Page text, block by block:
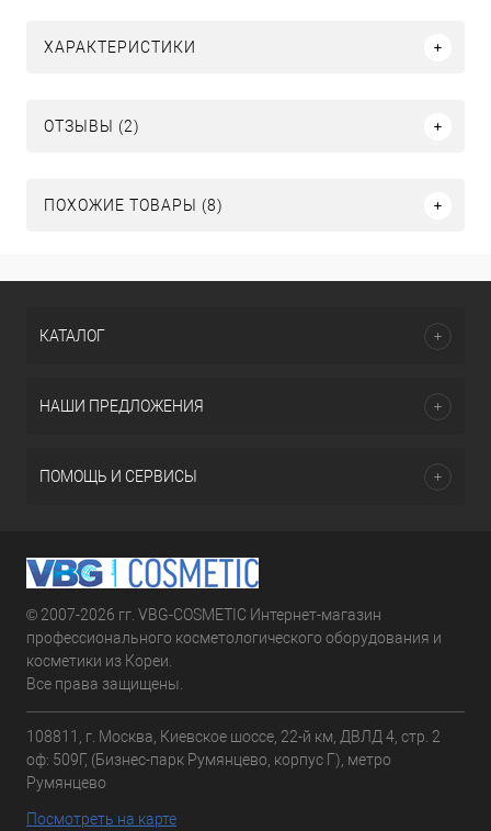
ХАРАКТЕРИСТИКИ
ОТЗЫВЫ (2)
ПОХОЖИЕ ТОВАРЫ (8)
КАТАЛОГ
НАШИ ПРЕДЛОЖЕНИЯ
ПОМОЩЬ И СЕРВИСЫ
© 2007-2026 гг. VBG-COSMETIC Интернет-магазин
профессионального косметологического оборудования и
косметики из Кореи.
Все права защищены.
108811, г. Москва, Киевское шоссе, 22-й км, ДВЛД 4, стр. 2
оф: 509Г, (Бизнес-парк Румянцево, корпус Г), метро
Румянцево
Посмотреть на карте